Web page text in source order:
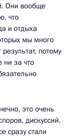
Они вообще
что
и отдыха
мы много
потому
ни за что
это очень
дискуссий.
сразу стали